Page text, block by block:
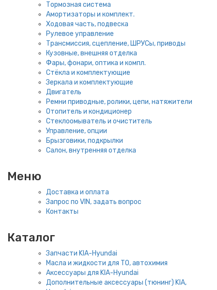
Тормозная система
Амортизаторы и комплект.
Ходовая часть, подвеска
Рулевое управление
Трансмиссия, сцепление, ШРУСы, приводы
Кузовные, внешняя отделка
Фары, фонари, оптика и компл.
Стёкла и комплектующие
Зеркала и комплектующие
Двигатель
Ремни приводные, ролики, цепи, натяжители
Отопитель и кондиционер
Стеклоомыватель и очиститель
Управление, опции
Брызговики, подкрылки
Салон, внутренняя отделка
Меню
Доставка и оплата
Запрос по VIN, задать вопрос
Контакты
Каталог
Запчасти KIA-Hyundai
Масла и жидкости для ТО, автохимия
Аксессуары для KIA-Hyundai
Дополнительные аксессуары (тюнинг) KIA,